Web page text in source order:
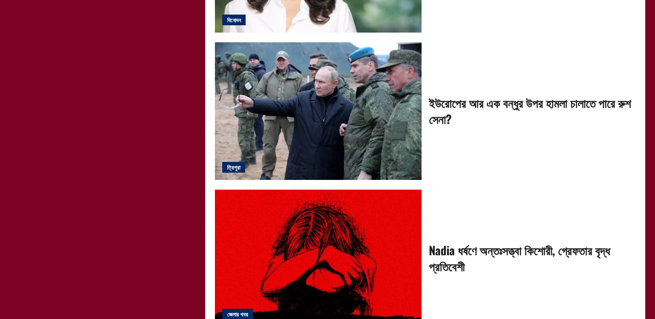
বিনোদন
ত্রিপুরা
ইউরোপের আর এক বন্ধুর উপর হামলা চালাতে পারে রুশ
সেনা?
জেলার খবর
Nadia ধর্ষণে অন্তঃসত্ত্বা কিশোরী, গ্রেফতার বৃদ্ধ
প্রতিবেশী